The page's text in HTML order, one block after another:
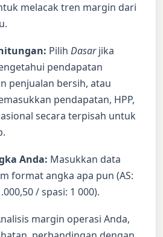
melacak tren margin dari
PilihDasarjika
pendapatan
penjualan bersih, atau
pendapatan, HPP,
secara terpisah untuk
Anda: Masukkan data
format angka apa pun (AS:
/ spasi: 1 000).
margin operasi Anda,